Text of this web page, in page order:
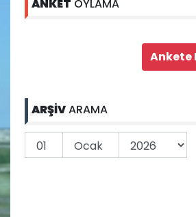
ANKET OYLAMA
ARŞİVARAMA